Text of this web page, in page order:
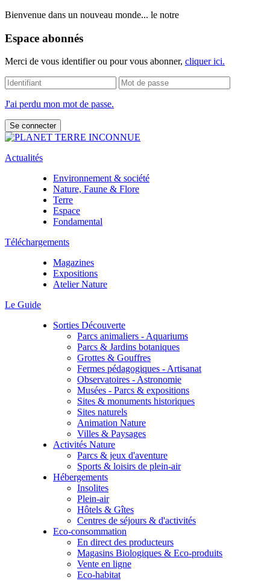
Bienvenue dans un nouveau monde... le notre
Espace abonnés
Merci de vous identifier ou pour vous abonner, cliquer ici.
J'ai perdu mon mot de passe.
Actualités
Environnement & société
Nature, Faune & Flore
Terre
Espace
Fondamental
Téléchargements
Magazines
Expositions
Atelier Nature
Le Guide
Sorties Découverte
Parcs animaliers - Aquariums
Parcs & Jardins botaniques
Grottes & Gouffres
Fermes pédagogiques - Artisanat
Observatoires - Astronomie
Musées - Parcs & expositions
Sites & monuments historiques
Sites naturels
Animation Nature
Villes & Paysages
Activités Nature
Parcs & jeux d'aventure
Sports & loisirs de plein-air
Hébergements
Insolites
Plein-air
Hôtels & Gîtes
Centres de séjours & d'activités
Eco-consommation
En direct des producteurs
Magasins Biologiques & Eco-produits
Vente en ligne
Eco-habitat